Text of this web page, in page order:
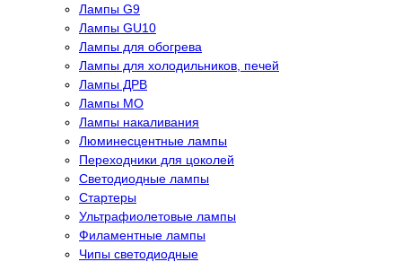
Лампы G9
Лампы GU10
Лампы для обогрева
Лампы для холодильников, печей
Лампы ДРВ
Лампы МО
Лампы накаливания
Люминесцентные лампы
Переходники для цоколей
Светодиодные лампы
Стартеры
Ультрафиолетовые лампы
Филаментные лампы
Чипы светодиодные